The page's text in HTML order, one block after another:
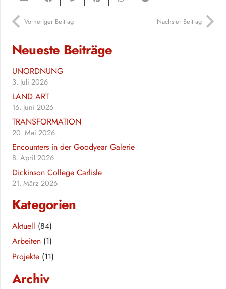
Vorheriger Beitrag Nächster Beitrag
Neueste Beiträge
UNORDNUNG
3. Juli 2026
LAND ART
16. Juni 2026
TRANSFORMATION
20. Mai 2026
Encounters in der Goodyear Galerie
8. April 2026
Dickinson College Carlisle
21. März 2026
Kategorien
Aktuell (84)
Arbeiten (1)
Projekte (11)
Archiv